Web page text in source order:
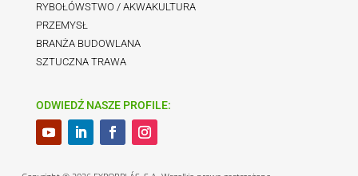
RYBOŁÓWSTWO / AKWAKULTURA
PRZEMYSŁ
BRANŻA BUDOWLANA
SZTUCZNA TRAWA
ODWIEDŹ NASZE PROFILE: